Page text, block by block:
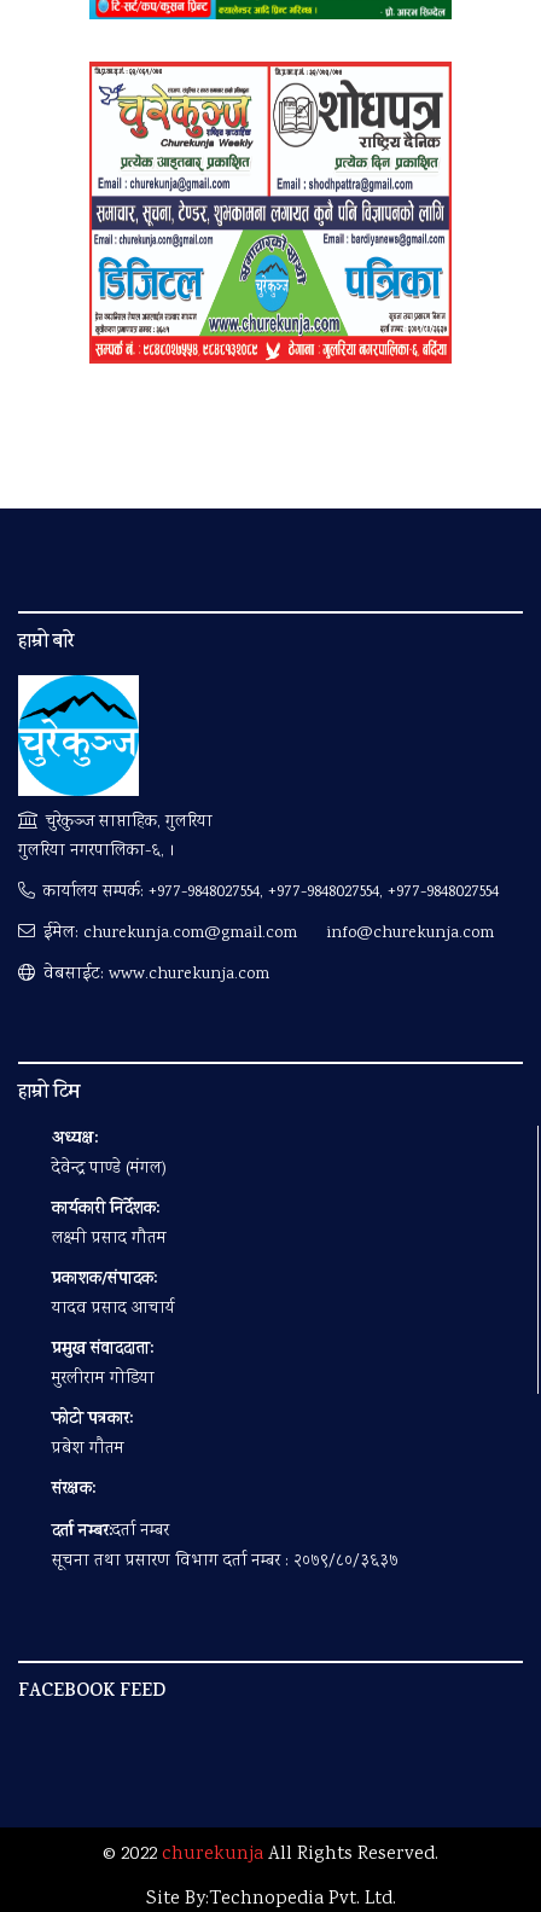
हाम्रो बारे
चुरेकुञ्ज साप्ताहिक, गुलरिया
गुलरिया नगरपालिका-६, ।
कार्यालय सम्पर्क: +977-9848027554, +977-9848027554, +977-9848027554
ईमेल: churekunja.com@gmail.com
info@churekunja.com
वेबसाईट: www.churekunja.com
हाम्रो टिम
अध्यक्ष:
देवेन्द्र पाण्डे (मंगल)
कार्यकारी निर्देशक:
लक्ष्मी प्रसाद गौतम
प्रकाशक/संपादक:
यादव प्रसाद आचार्य
प्रमुख संवाददाता:
मुरलीराम गोडिया
फोटो पत्रकार:
प्रबेश गाैतम
संरक्षक:
दर्ता नम्बर:दर्ता नम्बर
सूचना तथा प्रसारण विभाग दर्ता नम्बर : २०७९/८०/३६३७
FACEBOOK FEED
© 2022churekunjaAll Rights Reserved.
Site By:Technopedia Pvt. Ltd.